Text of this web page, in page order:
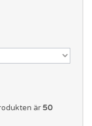
är50